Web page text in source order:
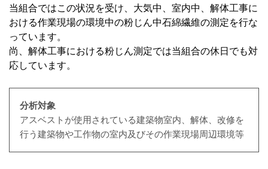
当組合ではこの状況を受け、大気中、室内中、解体工事に
おける作業現場の環境中の粉じん中石綿繊維の測定を行な
っています。
尚、解体工事における粉じん測定では当組合の休日でも対
応しています。
分析対象
アスベストが使用されている建築物室内、解体、改修を
行う建築物や工作物の室内及びその作業現場周辺環境等